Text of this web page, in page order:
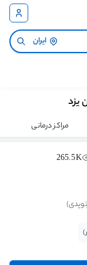
ایران
یزد
مراکز درمانی
265.5K